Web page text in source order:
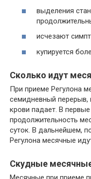
выделения
исчезают
купируется
Сколько идут
При приеме Регулона
семидневный перерыв,
крови падает. В
продолжительность
суток. В дальнейшем,
Регулона месячные
Скудные